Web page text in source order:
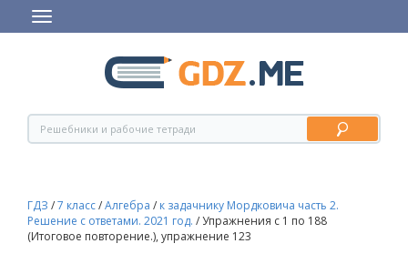
ГДЗ /7 класс/Алгебра / к задачнику Мордковича часть 2.
Решение с ответами. 2021 год. /Упражнения с 1 по 188
(Итоговое повторение.), упражнение 123